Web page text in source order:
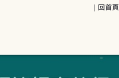
回首頁